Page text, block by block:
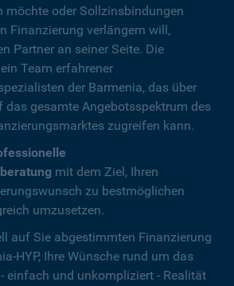
möchte oder Sollzinsbindungen
Finanzierung verlängern will,
Partner an seiner Seite. Die
Team erfahrener
der Barmenia, das über
das gesamte Angebotsspektrum des
zugreifen kann.
mit dem Ziel, Ihren
zu bestmöglichen
umzusetzen.
auf Sie abgestimmten Finanzierung
HYP, Ihre Wünsche rund um das
einfach und unkompliziert - Realität